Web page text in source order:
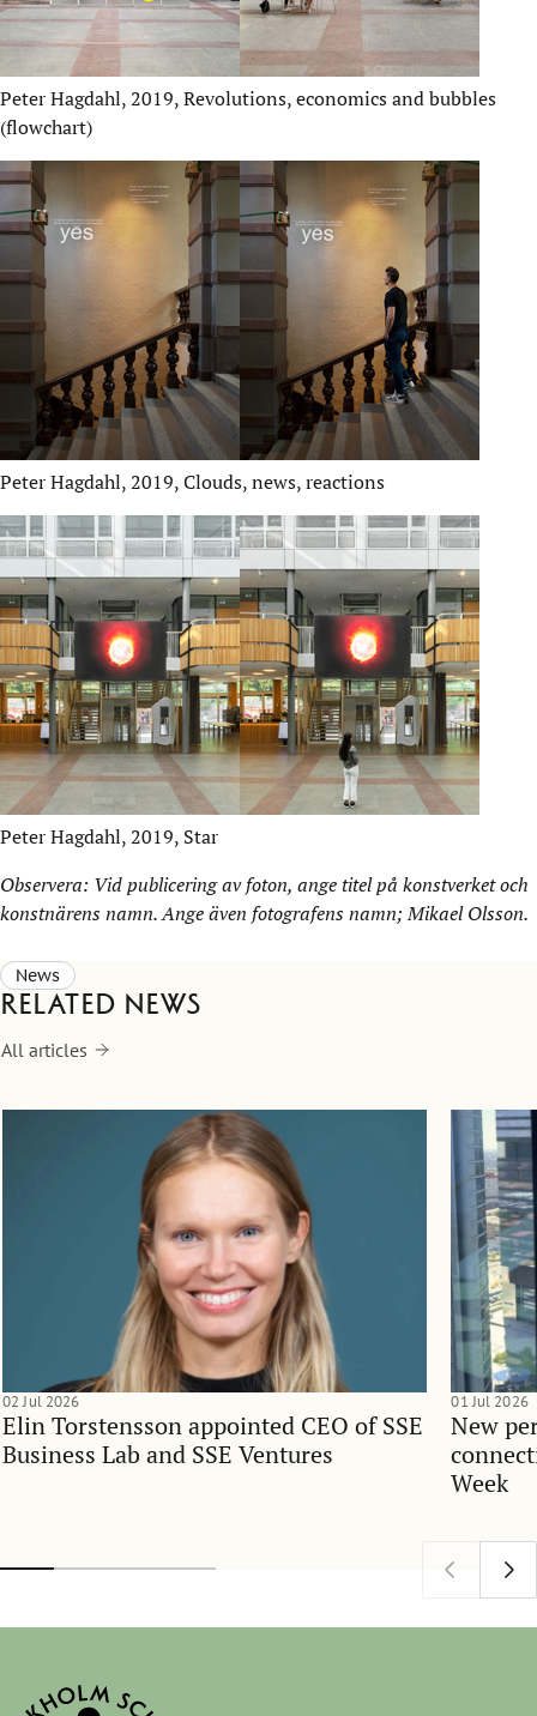
Peter Hagdahl, 2019, Revolutions, economics and bubbles
(flowchart)
Peter Hagdahl, 2019, Clouds, news, reactions
Peter Hagdahl, 2019, Star
Observera: Vid publicering av foton, ange titel på konstverket och
konstnärens namn. Ange även fotografens namn; Mikael Olsson.
News
Related news
All articles
Elin Torstensson appointed CEO of SSE
Business Lab and SSE Ventures
02 Jul 2026
New
Week
01 Jul 2026